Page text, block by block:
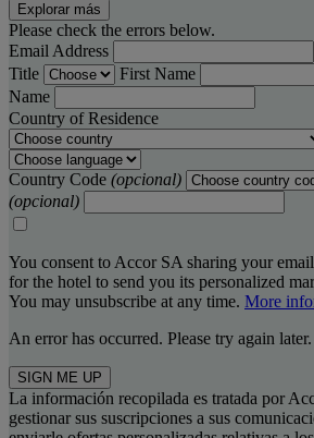
Explorar más
Please check the errors below.
Email Address
Title
First Name
Name
Country of Residence
Country Code (opcional)
(opcional)
You consent to Accor SA sharing your
for the hotel to send you its personalized
You may unsubscribe at any time. More
An error has occurred. Please try again later.
SIGN ME UP
La información recopilada es tratada por
gestionar sus suscripciones a sus